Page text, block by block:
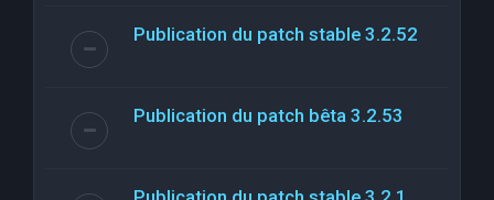
Publication du patch stable 3.2.52
Publication du patch bêta 3.2.53